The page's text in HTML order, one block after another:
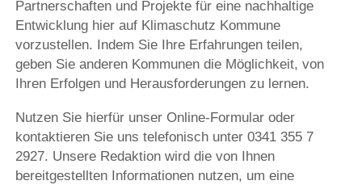
Partnerschaften und Projekte für eine nachhaltige
Entwicklung hier auf Klimaschutz Kommune
vorzustellen. Indem Sie Ihre Erfahrungen teilen,
geben Sie anderen Kommunen die Möglichkeit, von
Ihren Erfolgen und Herausforderungen zu lernen.
Nutzen Sie hierfür unser Online-Formular oder
kontaktieren Sie uns telefonisch unter 0341 355 7
2927. Unsere Redaktion wird die von Ihnen
bereitgestellten Informationen nutzen, um eine